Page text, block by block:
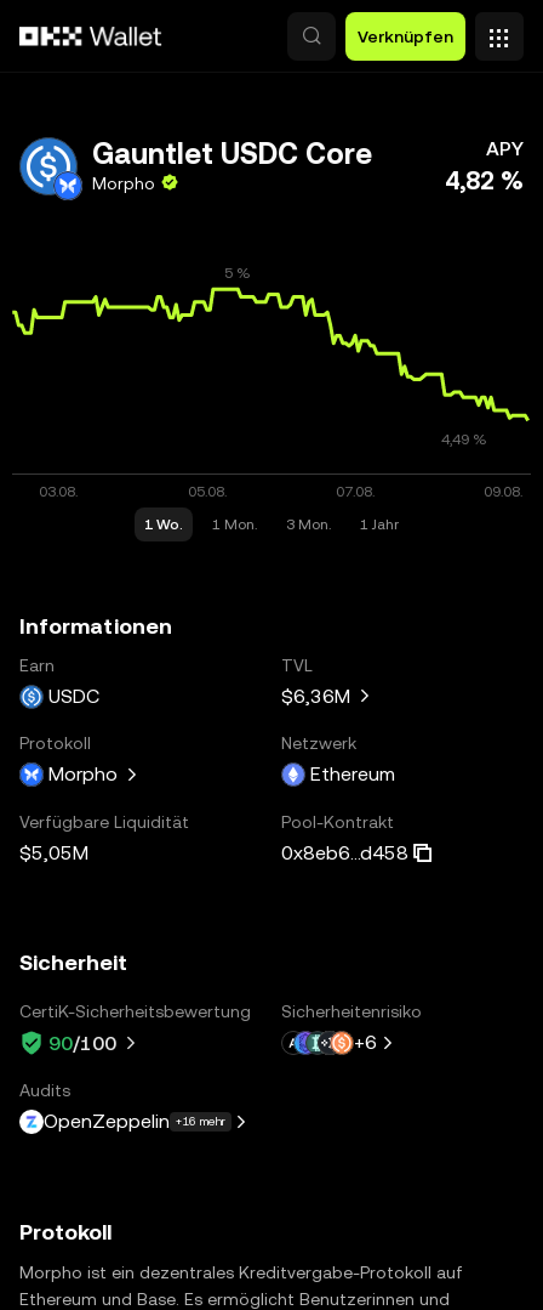
Verknüpfen
Gauntlet USDC Core
Morpho
APY
4,82 %
1 Wo. 1 Mon. 3 Mon. 1 Jahr
Informationen
Earn
USDC
TVL
$6,36M
Protokoll
Morpho
Netzwerk
Ethereum
Verfügbare Liquidität
$5,05M
Pool-Kontrakt
0x8eb6...d458
Sicherheit
CertiK-Sicherheitsbewertung
90/100
Sicherheitenrisiko
+6
Audits
OpenZeppelin +16 mehr
Protokoll
Morpho ist ein dezentrales Kreditvergabe-Protokoll auf
Ethereum und Base. Es ermöglicht Benutzerinnen und